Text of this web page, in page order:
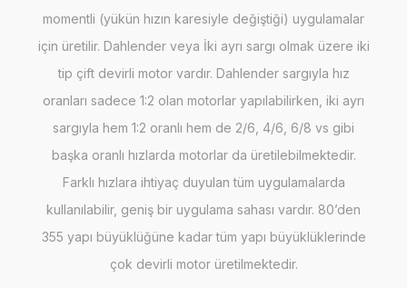
momentli (yükün hızın karesiyle değiştiği) uygulamalar
için üretilir. Dahlender veya İki ayrı sargı olmak üzere iki
tip çift devirli motor vardır. Dahlender sargıyla hız
oranları sadece 1:2 olan motorlar yapılabilirken, iki ayrı
sargıyla hem 1:2 oranlı hem de 2/6, 4/6, 6/8 vs gibi
başka oranlı hızlarda motorlar da üretilebilmektedir.
Farklı hızlara ihtiyaç duyulan tüm uygulamalarda
kullanılabilir, geniş bir uygulama sahası vardır. 80’den
355 yapı büyüklüğüne kadar tüm yapı büyüklüklerinde
çok devirli motor üretilmektedir.